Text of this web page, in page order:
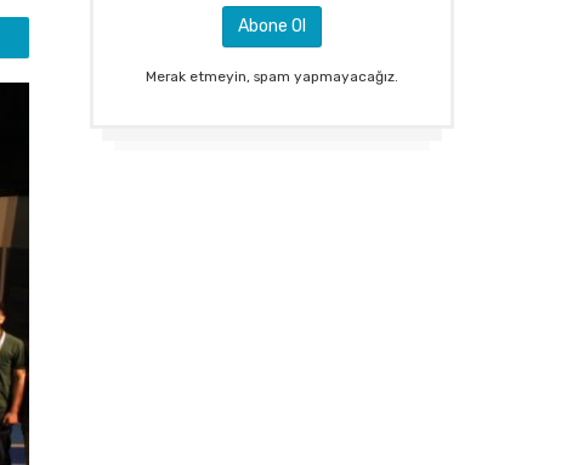
Merak etmeyin, spam yapmayacağız.